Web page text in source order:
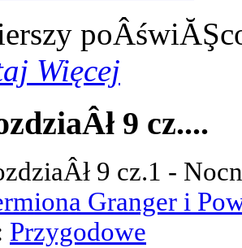
Więcej
9 cz....
9 cz.1 -
Granger i
Przygodowe